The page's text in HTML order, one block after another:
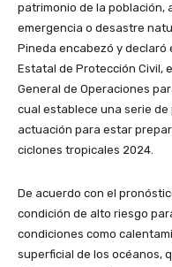
patrimonio de la población,
emergencia o desastre
Pineda encabezó y declaró
Estatal de Protección Civil,
General de Operaciones
cual establece una serie
actuación para estar
ciclones tropicales 2024.
De acuerdo con el
condición de alto riesgo
condiciones como
superficial de los océanos,